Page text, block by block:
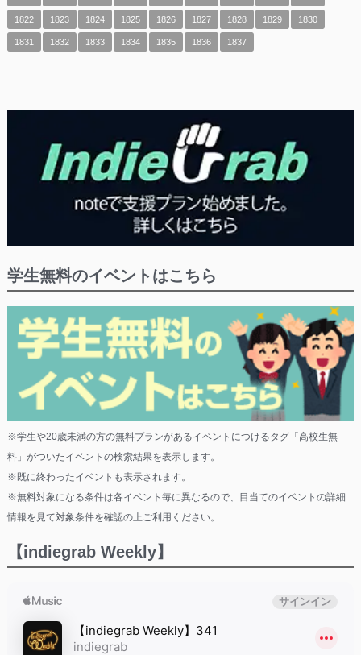
1822 1823 1824 1825 1826 1827 1828 1829 1830
1831 1832 1833 1834 1835 1836 1837
学生無料のイベントはこちら
※学生や20歳未満の方の無料プランがあるイベントにつけるタグ「高校生無
料」がついたイベントの検索結果を表示します。
※既に終わったイベントも表示されます。
※無料対象になる条件は各イベント毎に異なるので、目当てのイベントの詳細
情報を見て対象条件を確認の上ご利用ください。
【indiegrab Weekly】